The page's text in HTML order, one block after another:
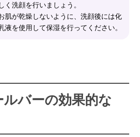
く洗顔を行いましょう。
肌が乾燥しないように、洗顔後には化
液を使用して保湿を行ってください。
バーの効果的な